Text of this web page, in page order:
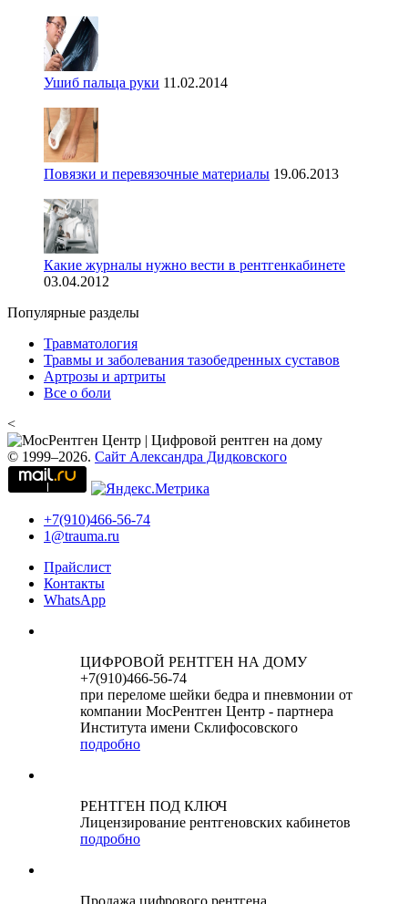
Ушиб пальца руки 11.02.2014
Повязки и перевязочные материалы 19.06.2013
Какие журналы нужно вести в рентгенкабинете
03.04.2012
Популярные разделы
Травматология
Травмы и заболевания тазобедренных суставов
Артрозы и артриты
Все о боли
<
© 1999–2026. Сайт Александра Дидковского
+7(910)466-56-74
1@trauma.ru
Прайслист
Контакты
WhatsApp
ЦИФРОВОЙ РЕНТГЕН НА ДОМУ
+7(910)466-56-74
при переломе шейки бедра и пневмонии от
компании МосРентген Центр - партнера
Института имени Склифосовского
подробно
РЕНТГЕН ПОД КЛЮЧ
Лицензирование рентгеновских кабинетов
подробно
Продажа цифрового рентгена